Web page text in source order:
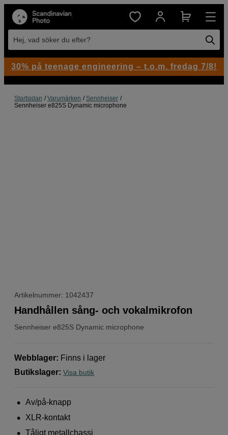
Hej, vad söker du efter?
Startsidan Varumärken
Sennheiser
Sennheiser e825S Dynamic microphone
Artikelnummer: 1042437
Sennheiser e825S Dynamic microphone
Handhållen sång- och vokalmikrofon
Webblager: Finns i lager
Butikslager: Visa butik
Av/på-knapp
XLR-kontakt
Tåligt metallchassi
30% på teenage engineering – t.o.m. fredag 7/8!